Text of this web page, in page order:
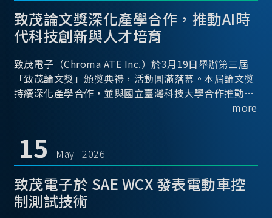
致茂論文獎深化產學合作，推動AI時
代科技創新與人才培育
致茂電子（Chroma ATE Inc.）於3月19日舉辦第三屆
「致茂論文獎」頒獎典禮，活動圓滿落幕。本屆論文獎
持續深化產學合作，並與國立臺灣科技大學合作推動，
透過建立與產業需求緊密連結的交流平台，促進學術研
育。
more
15 May 2026
致茂電子於 SAE WCX 發表電動車控
制測試技術